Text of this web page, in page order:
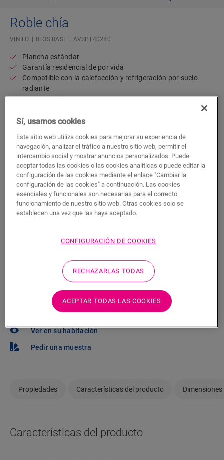
Roble chía
VINILO BLOS BASE AVSPT40280
Plancha estándar
Garantía residencial de por vida
Compatible con la calefacción y refrigeración por suelo
radiante
Resistente al agua
44,48€/m²
P.V.P Recomendado ( IVA incluido)
Encuentre un tienda cerca
¿Quiere ver este suelo en la vida real? ¿Le queda
alguna pregunta por hacer? ¡No se preocupe! Siempre
hay un tienda cerca.
¿No está seguro de si este suelo se adapta
a su estilo y sus necesidades?
Ver en su habitación
Pedir una muestra
Propiedades Características del producto Dimensiones
Características del producto
Sí, usamos cookies
Este sitio web utiliza cookies para mejorar su experiencia de
navegación, analizar el tráfico a nuestro sitio web, permitir el
intercambio social y mostrar anuncios personalizados. Puede
aceptar todas las cookies o las cookies analíticas o puede editar la
configuración de las cookies mediante el enlace "Cambiar la
configuración de las cookies" a continuación. Las cookies
esenciales y funcionales son necesarias para el correcto
funcionamiento de nuestro sitio web. Otras cookies solo se
establecen una vez que las haya aceptado.
CONFIGURACIÓN DE COOKIES
RECHAZARLAS TODAS
ACEPTAR TODAS LAS COOKIES